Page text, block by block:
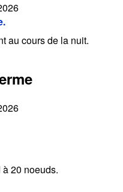
au cours de la nuit.
20 noeuds.